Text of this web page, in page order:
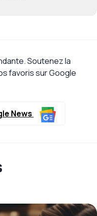
Soutenez la
favoris sur Google
News